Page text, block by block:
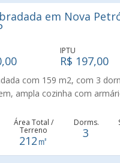
em Nova
IPTU
R$ 197,00
com 159 m2, com 3
ampla cozinha com
debaixo da casa
9 carros e churrasqueira.
publicas, hospitais, clinicas,
Área Total /
Terreno
212㎡
Dorms.
3